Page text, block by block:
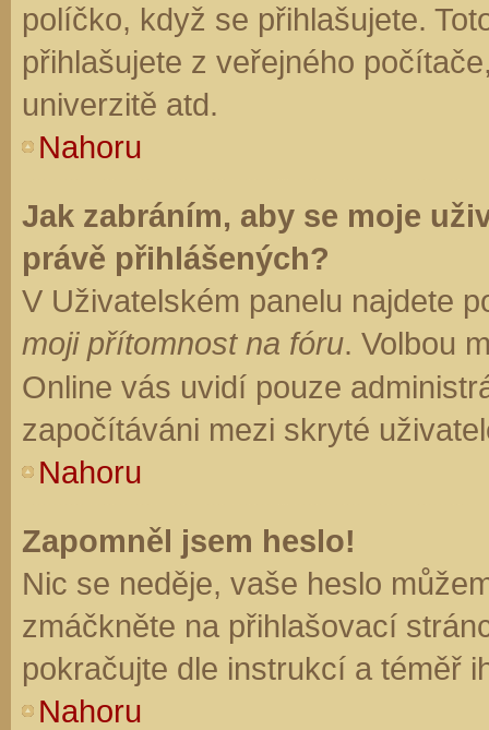
políčko, když se přihlašujete.
přihlašujete z veřejného
univerzitě atd.
Nahoru
Jak zabráním, aby se moje
právě přihlášených?
V Uživatelském panelu najdete
moji přítomnost na fóru. Volbou
Online vás uvidí pouze
započítáváni mezi skryté
Nahoru
Zapomněl jsem heslo!
Nic se neděje, vaše heslo
zmáčkněte na přihlašovací
pokračujte dle instrukcí a téměř
Nahoru